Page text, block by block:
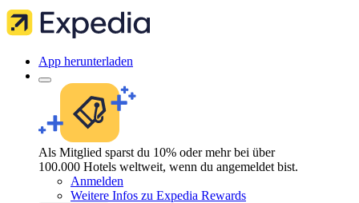
App herunterladen
Als Mitglied sparst du 10% oder mehr bei über
100.000 Hotels weltweit, wenn du angemeldet bist.
Anmelden
Weitere Infos zu Expedia Rewards